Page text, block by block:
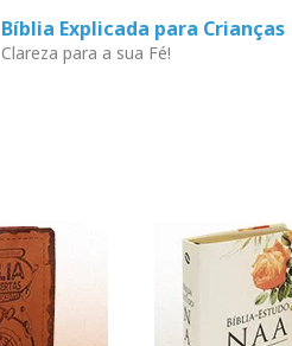
Bíblia Explicada para Crianças
Clareza para a sua Fé!